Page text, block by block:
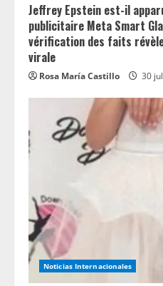
Jeffrey Epstein est-il
publicitaire Meta Smart
vérification des faits
virale
Rosa María Castillo 30
Noticias Internacionales